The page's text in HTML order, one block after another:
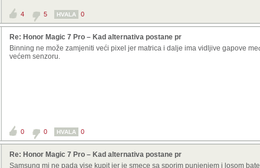
4 5 HVALA 0
Re: Honor Magic 7 Pro – Kad alternativa postane pr
Binning ne može zamjeniti veći pixel jer matrica i dalje ima vidljive gapove
većem senzoru.
0 0 HVALA 0
Re: Honor Magic 7 Pro – Kad alternativa postane pr
Samsung mi ne pada vise kupit jer je smece sa sporim punjenjem i losom